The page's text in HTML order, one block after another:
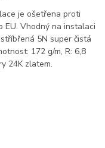
je ošetřena proti
EU. Vhodný na instalaci
5N super čistá
172 g/m, R: 6,8
24K zlatem.